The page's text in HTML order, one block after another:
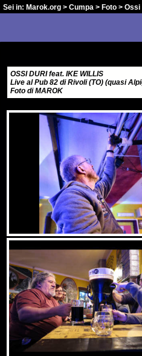
Sei in: Marok.org > Cumpa > Foto > Ossi
OSSI DURI feat. IKE WILLIS
Live al Pub 82 di Rivoli (TO) (quasi
Foto di MAROK